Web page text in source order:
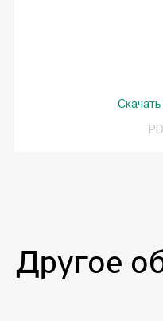
Другое